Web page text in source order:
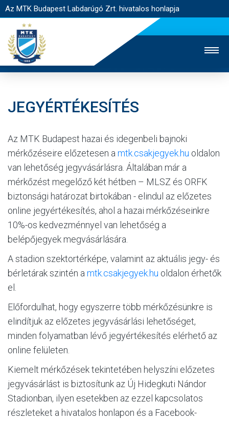
Az MTK Budapest Labdarúgó Zrt. hivatalos honlapja
JEGYÉRTÉKESÍTÉS
WEBSHOP
STADION
EGYESÜLET
KAPCSOLAT
NYITÓLAP
HÍREK
CSAPATOK
KLUB
SZURKOLÓI ÉLMÉNYEK
AKKREDITÁCIÓ
JEGYÉRTÉKESÍTÉS
Az MTK Budapest hazai és idegenbeli bajnoki
mérkőzéseire előzetesen a mtk.csakjegyek.hu oldalon
van lehetőség jegyvásárlásra. Általában már a
mérkőzést megelőző két hétben – MLSZ és ORFK
biztonsági határozat birtokában - elindul az előzetes
online jegyértékesítés, ahol a hazai mérkőzéseinkre
10%-os kedvezménnyel van lehetőség a
belépőjegyek megvásárlására.
A stadion szektortérképe, valamint az aktuális jegy- és
bérletárak szintén a mtk.csakjegyek.hu oldalon érhetők
el.
Előfordulhat, hogy egyszerre több mérkőzésünkre is
elindítjuk az előzetes jegyvásárlási lehetőséget,
minden folyamatban lévő jegyértékesítés elérhető az
online felületen.
Kiemelt mérkőzések tekintetében helyszíni előzetes
jegyvásárlást is biztosítunk az Új Hidegkuti Nándor
Stadionban, ilyen esetekben az ezzel kapcsolatos
részleteket a hivatalos honlapon és a Facebook-